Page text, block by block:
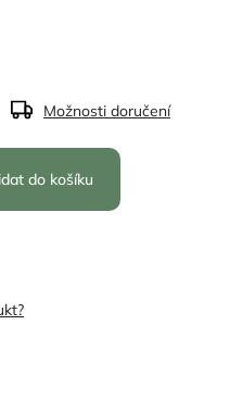
Možnosti doručení
do košíku